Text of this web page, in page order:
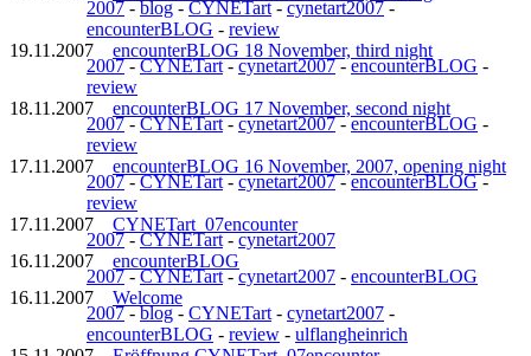
2007-blog-CYNETart-cynetart2007-
encounterBLOG - review
19.11.2007 encounterBLOG 18 November, third night
2007-CYNETart-cynetart2007-encounterBLOG -
review
18.11.2007 encounterBLOG 17 November, second night
2007-CYNETart-cynetart2007-encounterBLOG -
review
17.11.2007 encounterBLOG 16 November, 2007, opening night
2007-CYNETart-cynetart2007-encounterBLOG-
review
17.11.2007 CYNETart_07encounter
2007-CYNETart-cynetart2007
16.11.2007 encounterBLOG
2007-CYNETart-cynetart2007 - encounterBLOG
16.11.2007 Welcome
2007-blog- CYNETart - cynetart2007 -
encounterBLOG - review - ulflangheinrich